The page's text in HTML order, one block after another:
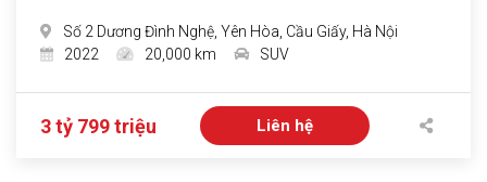
Số 2 Dương Đình Nghệ, Yên Hòa, Cầu Giấy, Hà Nội
2022
20,000 km SUV
3 tỷ 799 triệu Liên hệ